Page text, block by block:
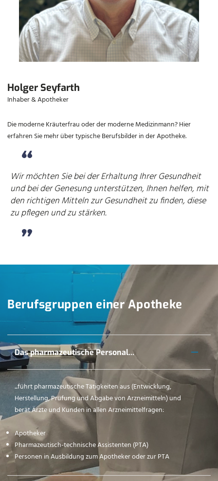
Holger Seyfarth
Inhaber & Apotheker
Die moderne Kräuterfrau oder der moderne Medizinmann? Hier
erfahren Sie mehr über typische Berufsbilder in der Apotheke.
Wir möchten Sie bei der Erhaltung Ihrer Gesundheit
und bei der Genesung unterstützen, Ihnen helfen, mit
den richtigen Mitteln zur Gesundheit zu finden, diese
zu pflegen und zu stärken.
Berufsgruppen einer Apotheke
Das pharmazeutische Personal...
...führt pharmazeutische Tätigkeiten aus (Entwicklung,
Herstellung, Prüfung und Abgabe von Arzneimitteln) und
berät Ärzte und Kunden in allen Arzneimittelfragen:
Apotheker
Pharmazeutisch-technische Assistenten (PTA)
Personen in Ausbildung zum Apotheker oder zur PTA